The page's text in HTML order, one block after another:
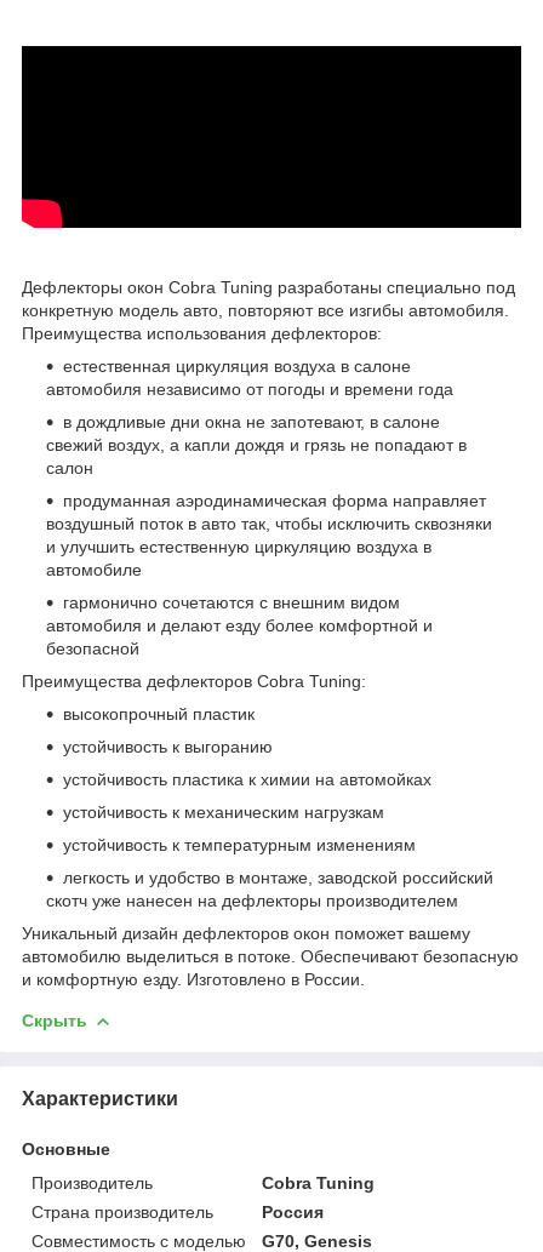
Дефлекторы окон Cobra Tuning разработаны специально под
конкретную модель авто, повторяют все изгибы автомобиля.
Преимущества использования дефлекторов:
естественная циркуляция воздуха в салоне
автомобиля независимо от погоды и времени года
в дождливые дни окна не запотевают, в салоне
свежий воздух, а капли дождя и грязь не попадают в
салон
продуманная аэродинамическая форма направляет
воздушный поток в авто так, чтобы исключить сквозняки
и улучшить естественную циркуляцию воздуха в
автомобиле
гармонично сочетаются с внешним видом
автомобиля и делают езду более комфортной и
безопасной
Преимущества дефлекторов Cobra Tuning:
высокопрочный пластик
устойчивость к выгоранию
устойчивость пластика к химии на автомойках
устойчивость к механическим нагрузкам
устойчивость к температурным изменениям
легкость и удобство в монтаже, заводской российский
скотч уже нанесен на дефлекторы производителем
Уникальный дизайн дефлекторов окон поможет вашему
автомобилю выделиться в потоке. Обеспечивают безопасную
и комфортную езду. Изготовлено в России.
Скрыть
Характеристики
Основные
Производитель
Cobra Tuning
Страна производитель
Россия
Совместимость с моделью
G70, Genesis